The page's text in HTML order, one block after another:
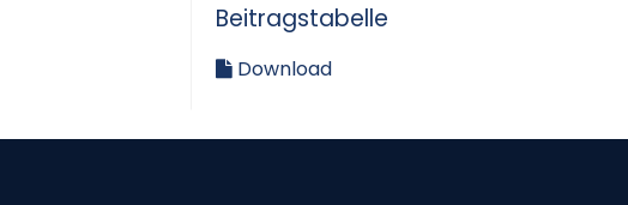
Beitragstabelle
Download